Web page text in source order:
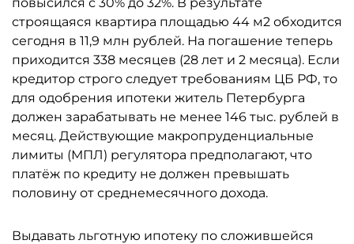
строящаяся квартира площадью 44 м2 обходится
сегодня в 11,9 млн рублей. На погашение теперь
приходится 338 месяцев (28 лет и 2 месяца). Если
кредитор строго следует требованиям ЦБ РФ, то
для одобрения ипотеки житель Петербурга
должен зарабатывать не менее 146 тыс. рублей в
месяц. Действующие макропруденциальные
лимиты (МПЛ) регулятора предполагают, что
платёж по кредиту не должен превышать
половину от среднемесячного дохода.
Выдавать льготную ипотеку по сложившейся